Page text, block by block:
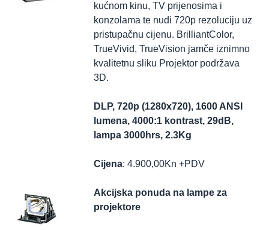
kućnom kinu, TV prijenosima i
konzolama te nudi 720p rezoluciju uz
pristupačnu cijenu. BrilliantColor,
TrueVivid, TrueVision jamče iznimno
kvalitetnu sliku Projektor podržava
3D.
DLP, 720p (1280x720), 1600 ANSI
lumena, 4000:1 kontrast, 29dB,
lampa 3000hrs, 2.3Kg
Cijena: 4.900,00Kn +PDV
Akcijska ponuda na lampe za
projektore